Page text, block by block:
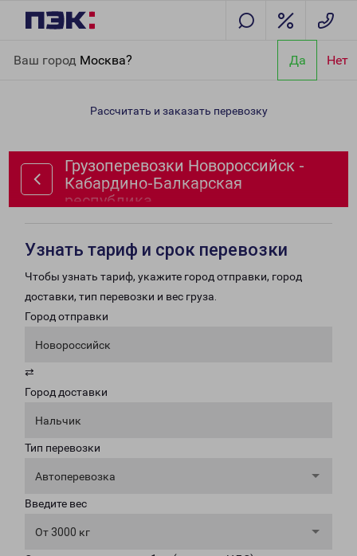
Ваш город Москва? Да Нет
Кабардино-Балкарская республика
Рассчитать и заказать перевозку
Грузоперевозки Новороссийск -
Кабардино-Балкарская
республика
Узнать тариф и срок перевозки
Чтобы узнать тариф, укажите город отправки, город
доставки, тип перевозки и вес груза.
Город отправки
Новороссийск
⇄
Город доставки
Нальчик
Тип перевозки
Автоперевозка
Введите вес
От 3000 кг